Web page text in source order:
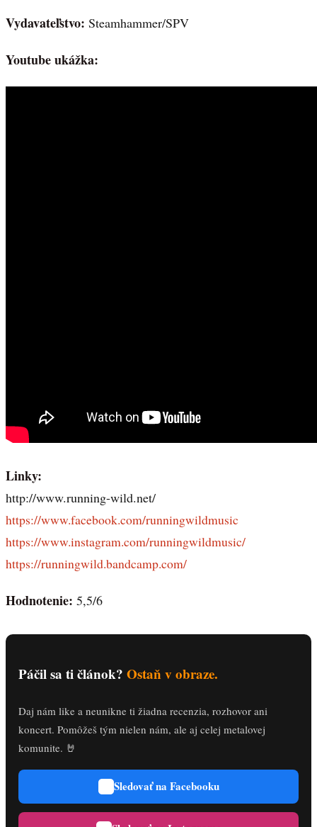
Vydavateľstvo: Steamhammer/SPV
Youtube ukážka:
Linky:
http://www.running-wild.net/
https://www.facebook.com/runningwildmusic
https://www.instagram.com/runningwildmusic/
https://runningwild.bandcamp.com/
Hodnotenie: 5,5/6
Páčil sa ti článok? Ostaň v obraze.
Daj nám like a neunikne ti žiadna recenzia, rozhovor ani
koncert. Pomôžeš tým nielen nám, ale aj celej metalovej
komunite. 🤘
Sledovať na Facebooku